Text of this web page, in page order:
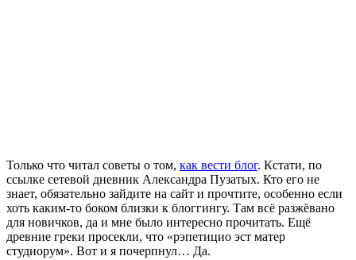
Только что читал советы о том, как вести блог. Кстати, по
ссылке сетевой дневник Александра Пузатых. Кто его не
знает, обязательно зайдите на сайт и прочтите, особенно если
хоть каким-то боком близки к блоггингу. Там всё разжёвано
для новичков, да и мне было интересно прочитать. Ещё
древние греки просекли, что «рэпетицио эст матер
студиорум». Вот и я почерпнул… Да.